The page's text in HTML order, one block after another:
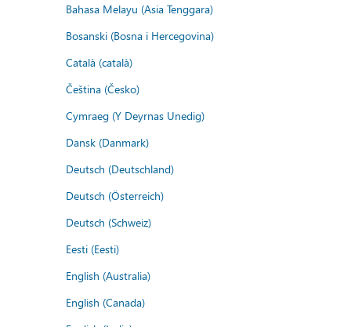
Bahasa Melayu (Asia Tenggara)
Bosanski (Bosna i Hercegovina)
Català (català)
Čeština (Česko)
Cymraeg (Y Deyrnas Unedig)
Dansk (Danmark)
Deutsch (Deutschland)
Deutsch (Österreich)
Deutsch (Schweiz)
Eesti (Eesti)
English (Australia)
English (Canada)